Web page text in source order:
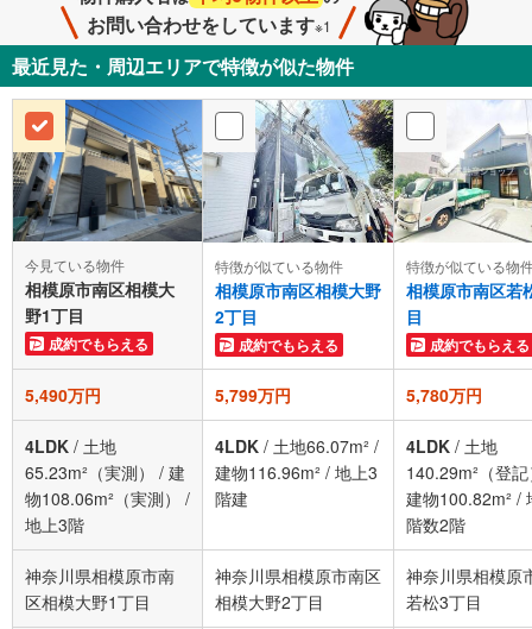
お問い合わせをしています※1
最近見た・周辺エリアで特徴が似た物件
今見ている物件
相模原市南区相模大
野1丁目
成約でもらえる
特徴が似ている物件
相模原市南区相模大野
2丁目
成約でもらえる
特徴が似ている物
相模原市南区若
目
成約でもらえる
5,490万円 5,799万円 5,780万円
4LDK / 土地
65.23m²（実測）
/ 建
物108.06m²（実測）
/
地上3階
4LDK / 土地66.07m² /
建物116.96m² / 地上3
階建
4LDK / 土地
140.29m²（登
建物100.82m² /
階数2階
神奈川県相模原市南
区相模大野1丁目
神奈川県相模原市南区
相模大野2丁目
神奈川県相模原
若松3丁目